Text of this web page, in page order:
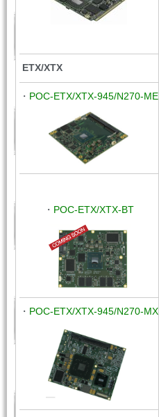
ETX/XTX
・ POC-ETX/XTX-945/N270-ME
・ POC-ETX/XTX-BT
・ POC-ETX/XTX-945/N270-MX